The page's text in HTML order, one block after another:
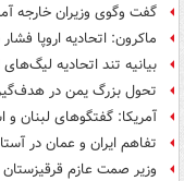
گفت وگوی وزیران خارجه
ماکرون: اتحادیه اروپا
بیانیه تند اتحادیه لیگ‌های
تحول بزرگ یمن در
آمریکا: گفتگوهای لبنان و
تفاهم ایران و عمان در
وزیر صمت عازم